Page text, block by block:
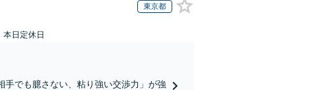
東京都
本日定休日
手でも臆さない、粘り強い交渉力」が強